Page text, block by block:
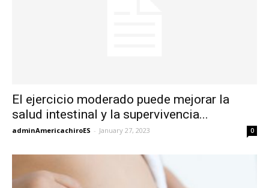
El ejercicio moderado puede mejorar la
salud intestinal y la supervivencia...
adminAmericachiroES - January 27, 2023 0